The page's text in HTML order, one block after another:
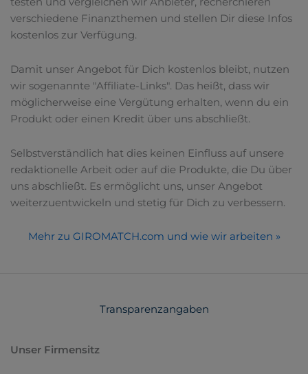
verschiedene Finanzthemen und stellen Dir diese Infos
kostenlos zur Verfügung.
Damit unser Angebot für Dich kostenlos bleibt, nutzen
wir sogenannte "Affiliate-Links". Das heißt, dass wir
möglicherweise eine Vergütung erhalten, wenn du ein
Produkt oder einen Kredit über uns abschließt.
Selbstverständlich hat dies keinen Einfluss auf unsere
redaktionelle Arbeit oder auf die Produkte, die Du über
uns abschließt. Es ermöglicht uns, unser Angebot
weiterzuentwickeln und stetig für Dich zu verbessern.
Mehr zu GIROMATCH.com und wie wir arbeiten »
Transparenzangaben
Unser Firmensitz